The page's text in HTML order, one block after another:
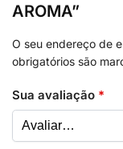
AROMA”
O seu endereço de
obrigatórios são
Sua avaliação *